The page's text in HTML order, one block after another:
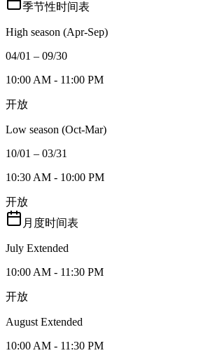
季节性时间表
High season (Apr-Sep)
04/01 – 09/30
10:00 AM - 11:00 PM
开放
Low season (Oct-Mar)
10/01 – 03/31
10:30 AM - 10:00 PM
开放
月度时间表
July Extended
10:00 AM - 11:30 PM
开放
August Extended
10:00 AM - 11:30 PM